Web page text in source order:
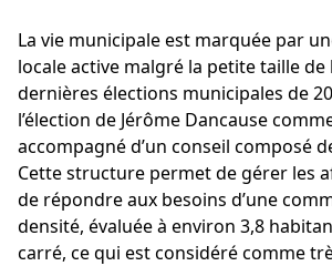
La vie municipale est marquée par
locale active malgré la petite taille de
dernières élections municipales de
l’élection de Jérôme Dancause
accompagné d’un conseil composé
Cette structure permet de gérer les
de répondre aux besoins d’une
densité, évaluée à environ 3,8
carré, ce qui est considéré comme